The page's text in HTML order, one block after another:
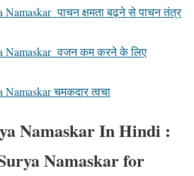
Namaskar पाचन क्षमता बढ़ने से पाचन तंत्र
Namaskar वजन कम करने के लिए
चमकदार त्वचा
Namaskar In Hindi :
Namaskar for